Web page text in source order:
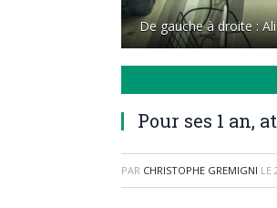
De gauche à droite :
Pour ses 1 an,
PAR CHRISTOPHE GREMIGNI LE